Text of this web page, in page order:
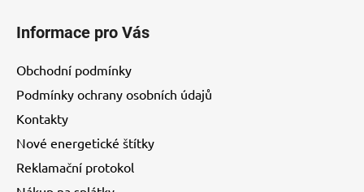
Informace pro Vás
Obchodní podmínky
Podmínky ochrany osobních údajů
Kontakty
Nové energetické štítky
Reklamační protokol